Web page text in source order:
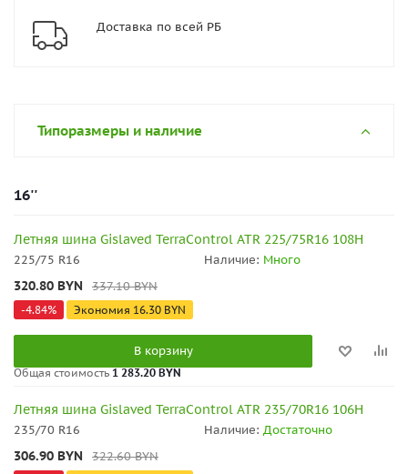
Доставка по всей РБ
Типоразмеры и наличие
16''
Летняя шина Gislaved TerraControl ATR 225/75R16 108H
225/75 R16 Наличие: Много
320.80 BYN 337.10BYN
-4.84% Экономия 16.30 BYN
В корзину
Общая стоимость 1 283.20 BYN
Летняя шина Gislaved TerraControl ATR 235/70R16 106H
235/70 R16 Наличие: Достаточно
306.90 BYN 322.60BYN